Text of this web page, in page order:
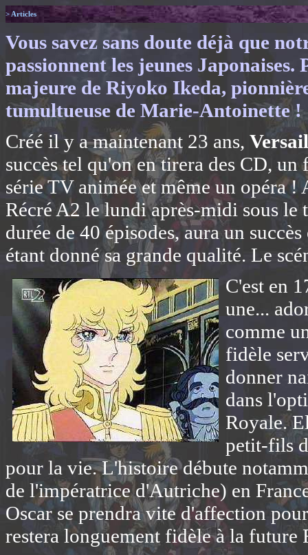
> Articles
Vous savez sans doute déjà que
passionnent les jeunes
majeure de Riyoko Ikeda,
tumultueuse de Marie-Antoinette !
Créé il y a maintenant 23 ans,
succès tel qu'on en tirera des CD,
série TV animée et même un opéra
Récré A2 le lundi après-midi sous le
durée de 40 épisodes, aura un
étant donné sa grande qualité. Le
C'est en
une...
comme
fidèle
donner
dans
Royale.
petit-fils
pour la vie. L'histoire débute
de l'impératrice d'Autriche) en
Oscar se prendra vite d'affection
restera longuement fidèle à la future